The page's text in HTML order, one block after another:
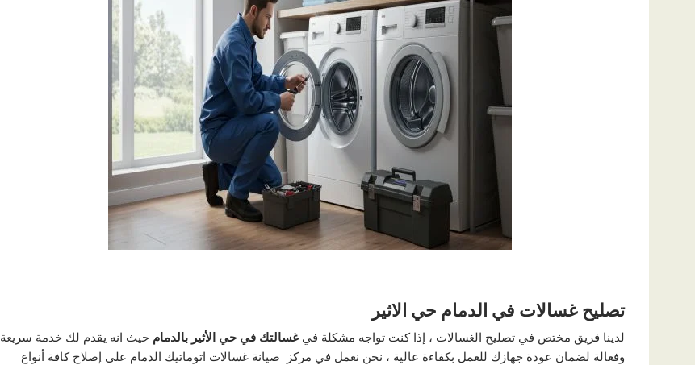
تصليح غسالات في الدمام حي الاثير
لدينا فريق مختص في تصليح الغسالات ، إذا كنت تواجه مشكلة في غسالتك في حي الأثير بالدمام حيث انه يقدم لك خدمة سريعة
وفعالة لضمان عودة جهازك للعمل بكفاءة عالية ، نحن نعمل في مركز صيانة غسالات اتوماتيك الدمام على إصلاح كافة أنواع